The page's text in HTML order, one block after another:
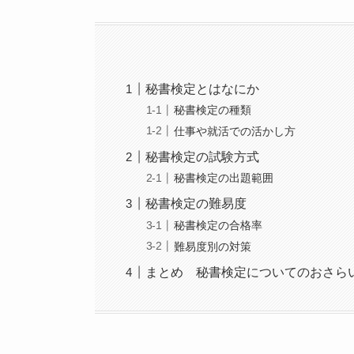
秘書検定とはなにか
秘書検定の種類
仕事や就活での活かし方
秘書検定の試験方式
秘書検定の出題範囲
秘書検定の難易度
秘書検定の合格率
難易度別の対策
まとめ 秘書検定についてのおさら